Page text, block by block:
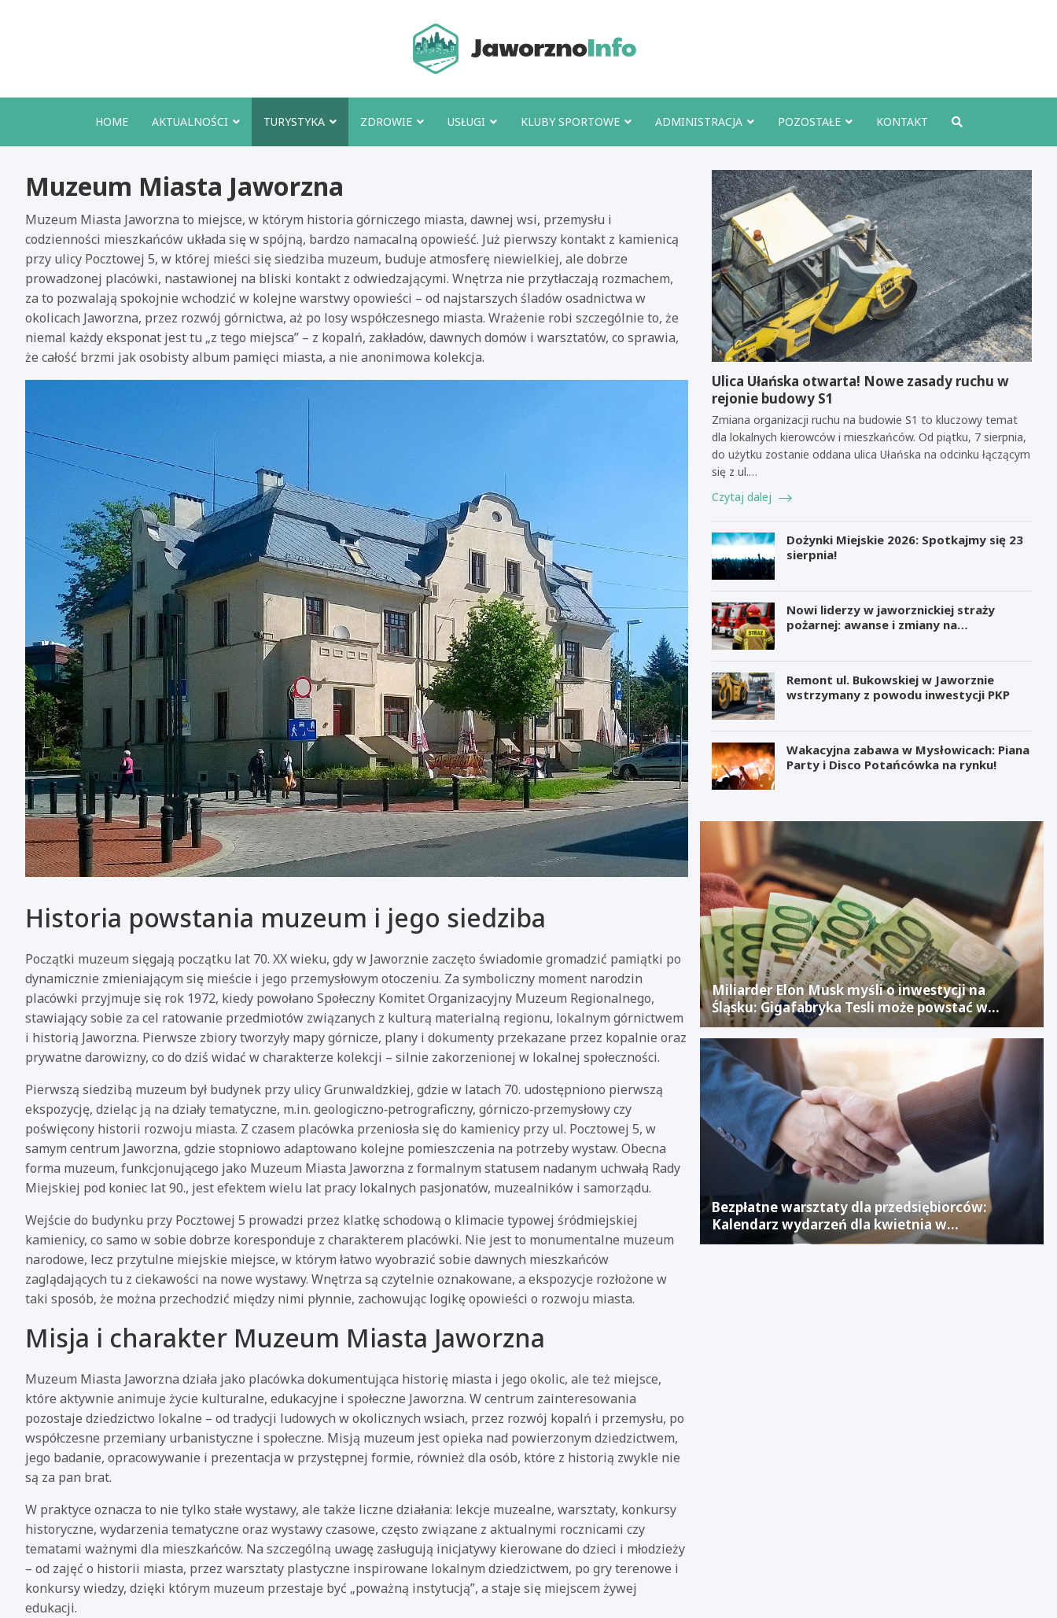
HOME AKTUALNOŚCI TURYSTYKA ZDROWIE USŁUGI KLUBY SPORTOWE ADMINISTRACJA POZOSTAŁE KONTAKT
Muzeum Miasta Jaworzna
Muzeum Miasta Jaworzna to miejsce, w którym historia górniczego miasta, dawnej wsi, przemysłu i
codzienności mieszkańców układa się w spójną, bardzo namacalną opowieść. Już pierwszy kontakt z kamienicą
przy ulicy Pocztowej 5, w której mieści się siedziba muzeum, buduje atmosferę niewielkiej, ale dobrze
prowadzonej placówki, nastawionej na bliski kontakt z odwiedzającymi. Wnętrza nie przytłaczają rozmachem,
za to pozwalają spokojnie wchodzić w kolejne warstwy opowieści – od najstarszych śladów osadnictwa w
okolicach Jaworzna, przez rozwój górnictwa, aż po losy współczesnego miasta. Wrażenie robi szczególnie to, że
niemal każdy eksponat jest tu „z tego miejsca” – z kopalń, zakładów, dawnych domów i warsztatów, co sprawia,
że całość brzmi jak osobisty album pamięci miasta, a nie anonimowa kolekcja.
Historia powstania muzeum i jego siedziba
Początki muzeum sięgają początku lat 70. XX wieku, gdy w Jaworznie zaczęto świadomie gromadzić pamiątki po
dynamicznie zmieniającym się mieście i jego przemysłowym otoczeniu. Za symboliczny moment narodzin
placówki przyjmuje się rok 1972, kiedy powołano Społeczny Komitet Organizacyjny Muzeum Regionalnego,
stawiający sobie za cel ratowanie przedmiotów związanych z kulturą materialną regionu, lokalnym górnictwem
i historią Jaworzna. Pierwsze zbiory tworzyły mapy górnicze, plany i dokumenty przekazane przez kopalnie oraz
prywatne darowizny, co do dziś widać w charakterze kolekcji – silnie zakorzenionej w lokalnej społeczności.
Pierwszą siedzibą muzeum był budynek przy ulicy Grunwaldzkiej, gdzie w latach 70. udostępniono pierwszą
ekspozycję, dzieląc ją na działy tematyczne, m.in. geologiczno‑petrograficzny, górniczo‑przemysłowy czy
poświęcony historii rozwoju miasta. Z czasem placówka przeniosła się do kamienicy przy ul. Pocztowej 5, w
samym centrum Jaworzna, gdzie stopniowo adaptowano kolejne pomieszczenia na potrzeby wystaw. Obecna
forma muzeum, funkcjonującego jako Muzeum Miasta Jaworzna z formalnym statusem nadanym uchwałą Rady
Miejskiej pod koniec lat 90., jest efektem wielu lat pracy lokalnych pasjonatów, muzealników i samorządu.
Wejście do budynku przy Pocztowej 5 prowadzi przez klatkę schodową o klimacie typowej śródmiejskiej
kamienicy, co samo w sobie dobrze koresponduje z charakterem placówki. Nie jest to monumentalne muzeum
narodowe, lecz przytulne miejskie miejsce, w którym łatwo wyobrazić sobie dawnych mieszkańców
zaglądających tu z ciekawości na nowe wystawy. Wnętrza są czytelnie oznakowane, a ekspozycje rozłożone w
taki sposób, że można przechodzić między nimi płynnie, zachowując logikę opowieści o rozwoju miasta.
Misja i charakter Muzeum Miasta Jaworzna
Muzeum Miasta Jaworzna działa jako placówka dokumentująca historię miasta i jego okolic, ale też miejsce,
które aktywnie animuje życie kulturalne, edukacyjne i społeczne Jaworzna. W centrum zainteresowania
pozostaje dziedzictwo lokalne – od tradycji ludowych w okolicznych wsiach, przez rozwój kopalń i przemysłu, po
współczesne przemiany urbanistyczne i społeczne. Misją muzeum jest opieka nad powierzonym dziedzictwem,
jego badanie, opracowywanie i prezentacja w przystępnej formie, również dla osób, które z historią zwykle nie
są za pan brat.
W praktyce oznacza to nie tylko stałe wystawy, ale także liczne działania: lekcje muzealne, warsztaty, konkursy
historyczne, wydarzenia tematyczne oraz wystawy czasowe, często związane z aktualnymi rocznicami czy
tematami ważnymi dla mieszkańców. Na szczególną uwagę zasługują inicjatywy kierowane do dzieci i młodzieży
– od zajęć o historii miasta, przez warsztaty plastyczne inspirowane lokalnym dziedzictwem, po gry terenowe i
konkursy wiedzy, dzięki którym muzeum przestaje być „poważną instytucją”, a staje się miejscem żywej
edukacji.
Ulica Ułańska otwarta! Nowe zasady ruchu w
rejonie budowy S1
Zmiana organizacji ruchu na budowie S1 to kluczowy temat
dla lokalnych kierowców i mieszkańców. Od piątku, 7 sierpnia,
do użytku zostanie oddana ulica Ułańska na odcinku łączącym
się z ul.…
Czytaj dalej
Dożynki Miejskie 2026: Spotkajmy się 23
sierpnia!
Nowi liderzy w jaworznickiej straży
pożarnej: awanse i zmiany na
Remont ul. Bukowskiej w Jaworznie
wstrzymany z powodu inwestycji PKP
Wakacyjna zabawa w Mysłowicach: Piana
Party i Disco Potańcówka na rynku!
Miliarder Elon Musk myśli o inwestycji na
Śląsku: Gigafabryka Tesli może powstać w
mieście po upadłym projekcie Izerze
Bezpłatne warsztaty dla przedsiębiorców:
Kalendarz wydarzeń dla kwietnia w
Jaworznickim Laboratorium Biznesu